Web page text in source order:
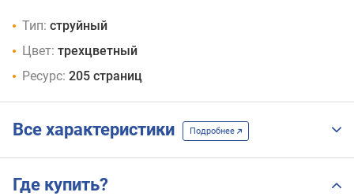
Тип: струйный
Цвет: трехцветный
Ресурс: 205 страниц
Все характеристики Подробнее
Где купить?